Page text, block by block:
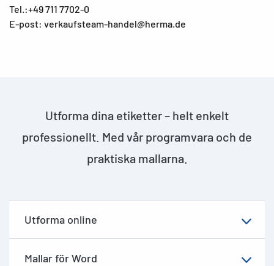
Tel.:+49 711 7702-0
E-post: verkaufsteam-handel@herma.de
Utforma dina etiketter – helt enkelt
professionellt. Med vår programvara och de
praktiska mallarna.
Utforma online
Mallar för Word